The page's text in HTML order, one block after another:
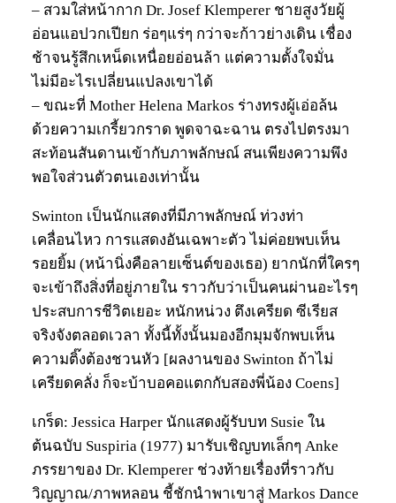
– สวมใส่หน้ากาก Dr. Josef Klemperer ชายสูงวัยผู้
อ่อนแอปวกเปียก ร่อๆแร่ๆ กว่าจะก้าวย่างเดิน เชื่อง
ช้าจนรู้สึกเหน็ดเหนื่อยอ่อนล้า แต่ความตั้งใจมั่น
ไม่มีอะไรเปลี่ยนแปลงเขาได้
– ขณะที่ Mother Helena Markos ร่างทรงผู้เอ่อล้น
ด้วยความเกรี้ยวกราด พูดจาฉะฉาน ตรงไปตรงมา
สะท้อนสันดานเข้ากับภาพลักษณ์ สนเพียงความพึง
พอใจส่วนตัวตนเองเท่านั้น
Swinton เป็นนักแสดงที่มีภาพลักษณ์ ท่วงท่า
เคลื่อนไหว การแสดงอันเฉพาะตัว ไม่ค่อยพบเห็น
รอยยิ้ม (หน้านิ่งคือลายเซ็นต์ของเธอ) ยากนักที่ใครๆ
จะเข้าถึงสิ่งที่อยู่ภายใน ราวกับว่าเป็นคนผ่านอะไรๆ
ประสบการชีวิตเยอะ หนักหน่วง ตึงเครียด ซีเรียส
จริงจังตลอดเวลา ทั้งนี้ทั้งนั้นมองอีกมุมจักพบเห็น
ความติ๊งต้องชวนหัว [ผลงานของ Swinton ถ้าไม่
เครียดคลั่ง ก็จะบ้าบอคอแตกกับสองพี่น้อง Coens]
เกร็ด: Jessica Harper นักแสดงผู้รับบท Susie ใน
ต้นฉบับ Suspiria (1977) มารับเชิญบทเล็กๆ Anke
ภรรยาของ Dr. Klemperer ช่วงท้ายเรื่องที่ราวกับ
วิญญาณ/ภาพหลอน ชี้ชักนำพาเขาสู่ Markos Dance